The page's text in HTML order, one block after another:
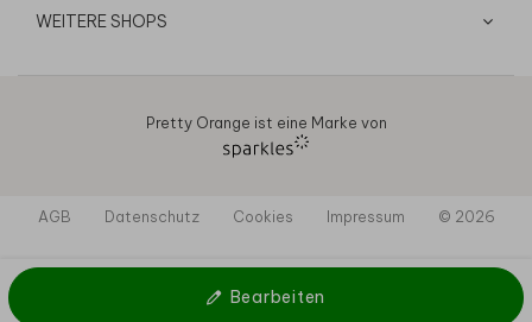
Bearbeiten
WEITERE SHOPS
Pretty Orange ist eine Marke von
AGB Datenschutz Cookies Impressum © 2026